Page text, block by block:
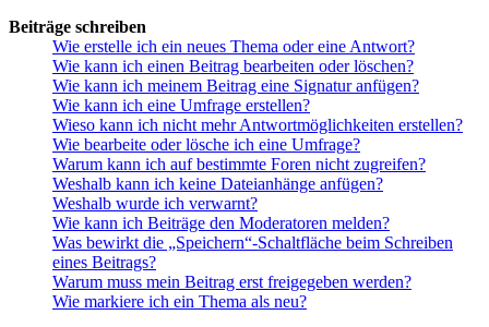
Beiträge schreiben
Wie erstelle ich ein neues Thema oder eine Antwort?
Wie kann ich einen Beitrag bearbeiten oder löschen?
Wie kann ich meinem Beitrag eine Signatur anfügen?
Wie kann ich eine Umfrage erstellen?
Wieso kann ich nicht mehr Antwortmöglichkeiten erstellen?
Wie bearbeite oder lösche ich eine Umfrage?
Warum kann ich auf bestimmte Foren nicht zugreifen?
Weshalb kann ich keine Dateianhänge anfügen?
Weshalb wurde ich verwarnt?
Wie kann ich Beiträge den Moderatoren melden?
Was bewirkt die „Speichern“-Schaltfläche beim Schreiben
eines Beitrags?
Warum muss mein Beitrag erst freigegeben werden?
Wie markiere ich ein Thema als neu?